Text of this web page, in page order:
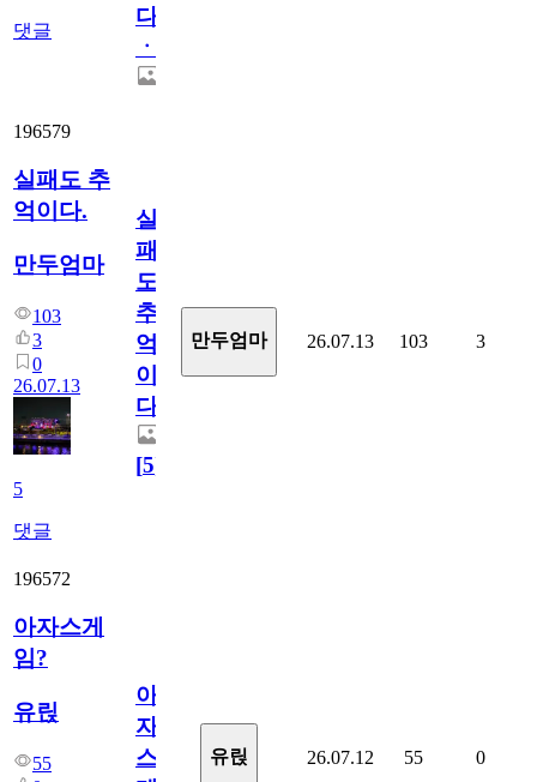
댓글
다
ㆍ
196579
실패도 추
억이다.
만두엄마
103
3
0
26.07.13
5
댓글
실
패
도
추
억
이
다.
[5]
만두엄마 26.07.13 103 3
196572
아자스게
임?
유릱
55
아
자
스
유릱 26.07.12 55 0